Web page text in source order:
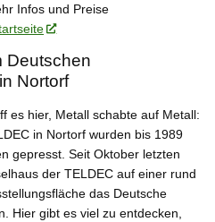
Infos und Preise
Deutschen
Nortorf
es hier, Metall schabte auf Metall:
in Nortorf wurden bis 1989
gepresst. Seit Oktober letzten
der TELDEC auf einer rund
das Deutsche
Hier gibt es viel zu entdecken,